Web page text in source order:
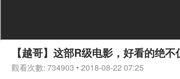
【越哥】这部R级电影，好看的绝
觀看次數: 734903 • 2018-08-22 07:25